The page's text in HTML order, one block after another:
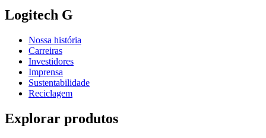
Logitech G
Nossa história
Carreiras
Investidores
Imprensa
Sustentabilidade
Reciclagem
Explorar produtos